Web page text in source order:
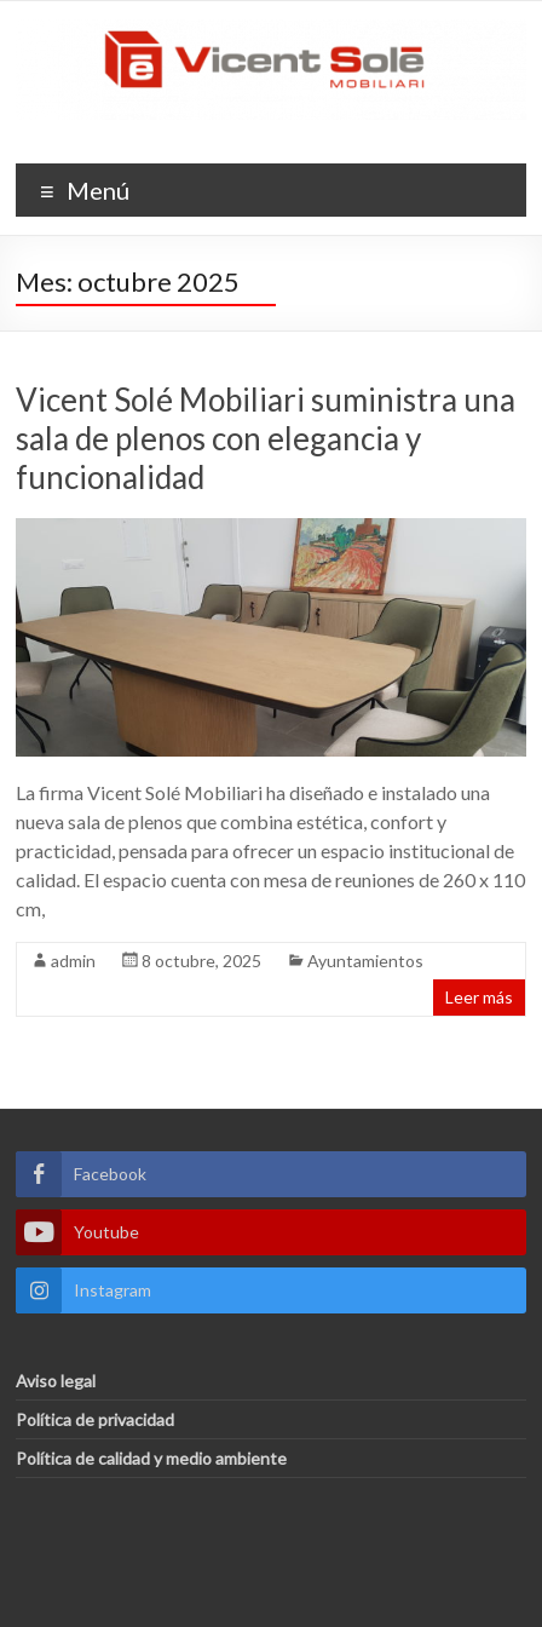
Vicent
evolución
Menú
Mes: octubre 2025
Vicent Solé Mobiliari suministra una
sala de plenos con elegancia y
funcionalidad
La firma Vicent Solé Mobiliari ha diseñado e instalado una
nueva sala de plenos que combina estética, confort y
practicidad, pensada para ofrecer un espacio institucional de
calidad. El espacio cuenta con mesa de reuniones de 260 x 110
cm,
admin 8 octubre, 2025
Ayuntamientos
Leer más
Facebook
Youtube
Instagram
Aviso legal
Política de privacidad
Política de calidad y medio ambiente